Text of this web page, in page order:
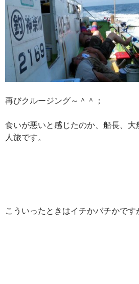
再びクルージング～＾＾；
食いが悪いと感じたのか、船長、
人旅です。
こういったときはイチかバチかです